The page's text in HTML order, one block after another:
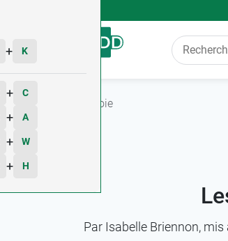
+ K
+ C
+ A
+ W
+ H
Les plantes pour le foie
Par Isabelle Briennon,